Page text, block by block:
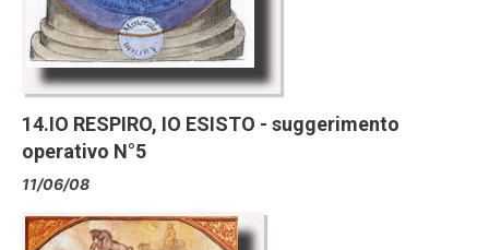
14.IO RESPIRO, IO ESISTO - suggerimento
operativo N°5
11/06/08